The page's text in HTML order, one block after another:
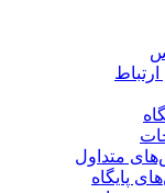
متداول
پایگاه